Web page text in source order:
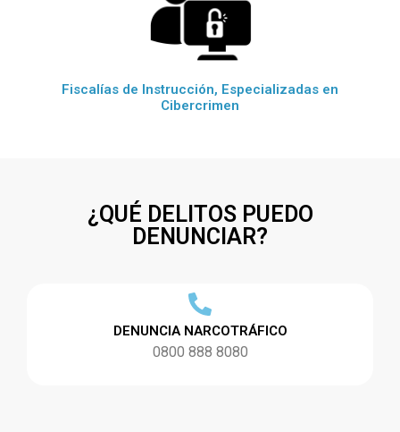
Fiscalías de Instrucción, Especializadas en
Cibercrimen
¿QUÉ DELITOS PUEDO
DENUNCIAR?
DENUNCIA NARCOTRÁFICO
0800 888 8080